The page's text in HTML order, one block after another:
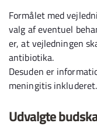
Formålet med
valg af eventuel
er, at vejledningen
antibiotika.
Desuden er
meningitis inkluderet.
Udvalgte